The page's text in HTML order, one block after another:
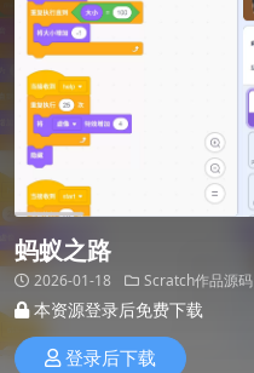
蚂蚁之路
2026-01-18 Scratch作品源码
本资源登录后免费下载
登录后下载